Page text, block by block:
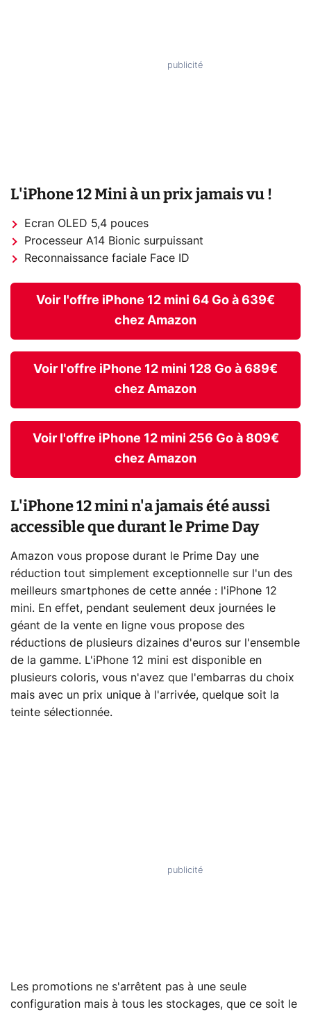
L'iPhone 12 Mini à un prix jamais vu !
Ecran OLED 5,4 pouces
Processeur A14 Bionic surpuissant
Reconnaissance faciale Face ID
Voir l'offre iPhone 12 mini 64 Go à 639€
chez Amazon
Voir l'offre iPhone 12 mini 128 Go à 689€
chez Amazon
Voir l'offre iPhone 12 mini 256 Go à 809€
chez Amazon
L'iPhone 12 mini n'a jamais été aussi
accessible que durant le Prime Day
Amazon vous propose durant le Prime Day une
réduction tout simplement exceptionnelle sur l'un des
meilleurs smartphones de cette année : l'iPhone 12
mini. En effet, pendant seulement deux journées le
géant de la vente en ligne vous propose des
réductions de plusieurs dizaines d'euros sur l'ensemble
de la gamme. L'iPhone 12 mini est disponible en
plusieurs coloris, vous n'avez que l'embarras du choix
mais avec un prix unique à l'arrivée, quelque soit la
teinte sélectionnée.
Les promotions ne s'arrêtent pas à une seule
configuration mais à tous les stockages, que ce soit le